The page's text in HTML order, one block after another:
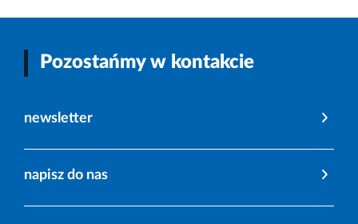
Pozostańmy w kontakcie
newsletter
napisz do nas